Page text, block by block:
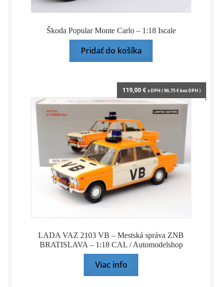
Škoda Popular Monte Carlo – 1:18 Iscale
Pridať do košíka
LADA VAZ 2103 VB – Mestská správa ZNB
BRATISLAVA – 1:18 CAL / Automodelshop
119,00€ s DPH (96,75€bez DPH )
Viac info